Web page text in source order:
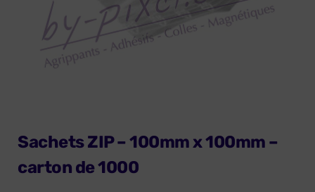
Sachets ZIP – 100mm x 100mm –
carton de 1000